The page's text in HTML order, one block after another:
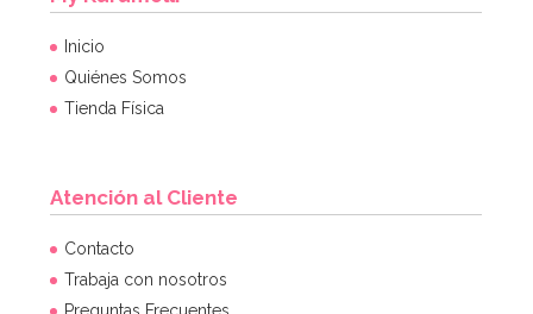
Inicio
Quiénes Somos
Tienda Física
Atención al Cliente
Contacto
Trabaja con nosotros